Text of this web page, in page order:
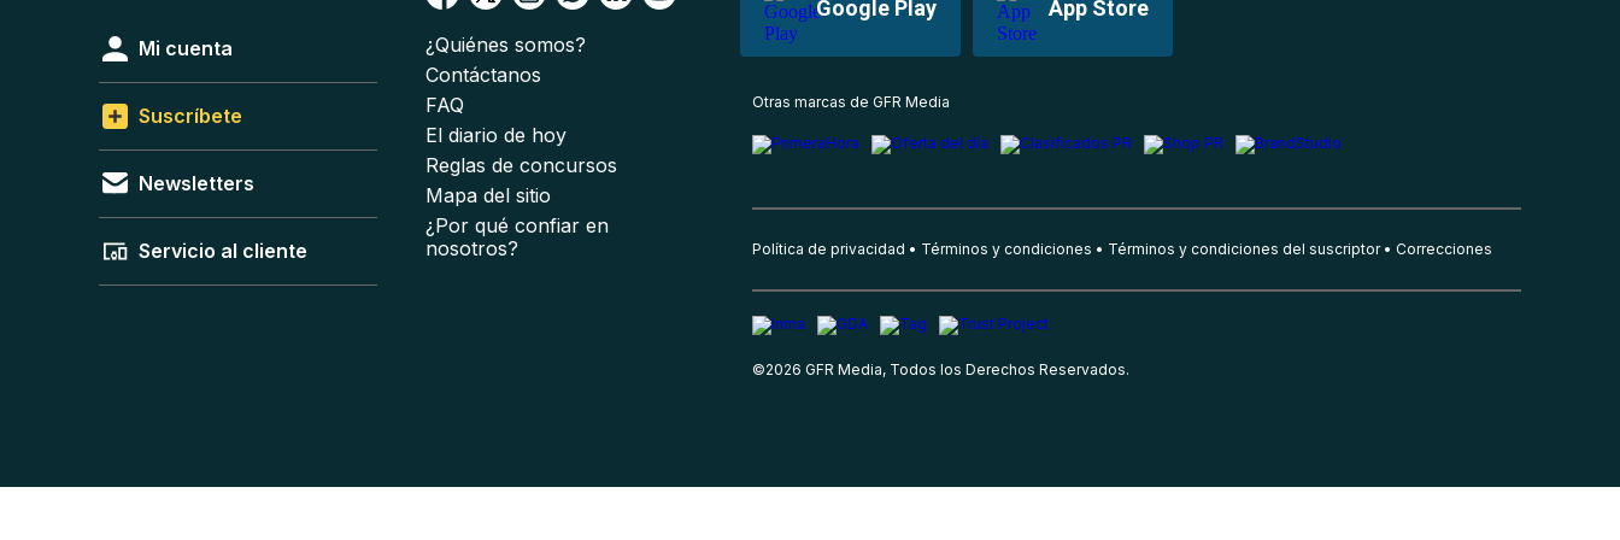
Google Play App Store
Mi cuenta
Suscríbete
Newsletters
Servicio al cliente
¿Quiénes somos?
Contáctanos
FAQ
El diario de hoy
Reglas de concursos
Mapa del sitio
¿Por qué confiar en
nosotros?
Otras marcas de GFR Media
Política de privacidad Términos y condiciones Términos y condiciones del suscriptor Correcciones
©2026 GFR Media, Todos los Derechos Reservados.